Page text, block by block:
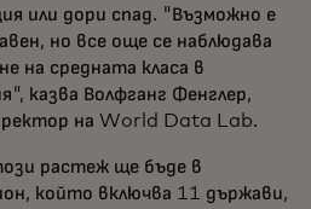
или дори спад. "Възможно е
но все още се наблюдава
на средната класа в
казва Волфганг Фенглер,
на World Data Lab.
растеж ще бъде в
който включва 11 държави,